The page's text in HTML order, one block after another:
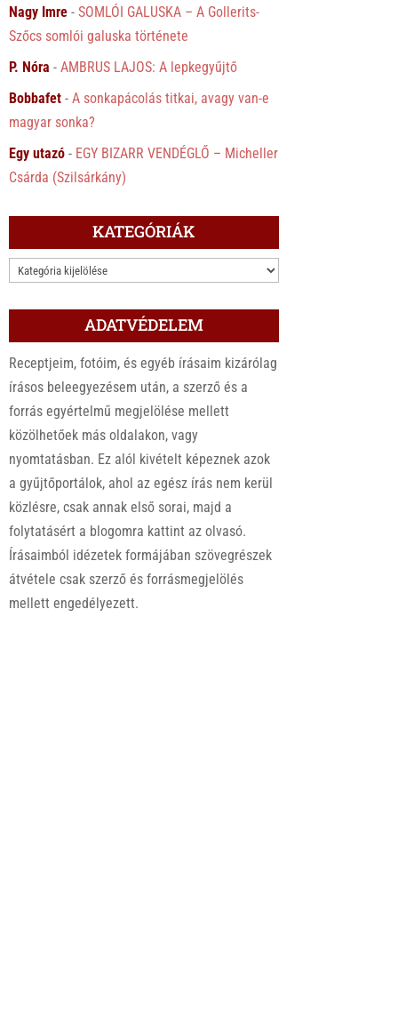
Nagy Imre -SOMLÓI GALUSKA – A Gollerits-
Szőcs somlói galuska története
P. Nóra -AMBRUS LAJOS: A lepkegyűjtő
Bobbafet -A sonkapácolás titkai, avagy van-e
magyar sonka?
Egy utazó - EGY BIZARR VENDÉGLŐ – Micheller
Csárda (Szilsárkány)
KATEGÓRIÁK
KATEGÓRIÁK
ADATVÉDELEM
Receptjeim, fotóim, és egyéb írásaim kizárólag
írásos beleegyezésem után, a szerző és a
forrás egyértelmű megjelölése mellett
közölhetőek más oldalakon, vagy
nyomtatásban. Ez alól kivételt képeznek azok
a gyűjtőportálok, ahol az egész írás nem kerül
közlésre, csak annak első sorai, majd a
folytatásért a blogomra kattint az olvasó.
Írásaimból idézetek formájában szövegrészek
átvétele csak szerző és forrásmegjelölés
mellett engedélyezett.